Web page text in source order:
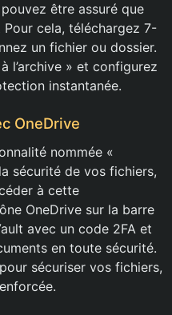
être assuré que
cela, téléchargez 7-
un fichier ou dossier.
l’archive » et configurez
instantanée.
OneDrive
nommée «
sécurité de vos fichiers,
à cette
OneDrive sur la barre
avec un code 2FA et
en toute sécurité.
sécuriser vos fichiers,